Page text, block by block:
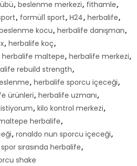
, beslenme merkezi, fithamle,
, formül1 sport, H24, herbalife,
kocu, herbalife danışman,
, herbalife koç,
herbalife maltepe, herbalife merkezi,
rebuild strength,
, herbalife sporcu içeceği,
ürünleri, herbalife uzmanı,
, kilo kontrol merkezi,
herbalife,
, ronaldo nun sporcu içeceği,
spor sırasında herbalife,
shake